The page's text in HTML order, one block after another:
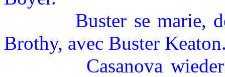
Buster se marie,
Brothy, avec Buster
Casanova